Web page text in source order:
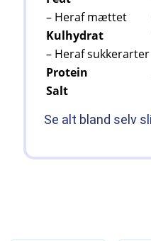
– Heraf mættet
Kulhydrat
– Heraf sukkerarter
Protein
Salt
Se alt bland selv